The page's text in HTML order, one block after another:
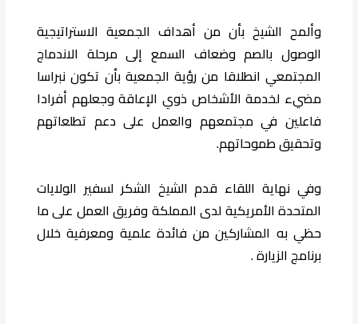
وألمح الشيخ بأن من أهداف الجمعية الاستراتيجية
الوصول بالصم وضعاف السمع إلى مرحلة الاندماج
المجتمعي انطلاقا من رؤية الجمعية بأن تكون نبراسا
مضيء لخدمة الأشخاص ذوي الإعاقة وجعلهم أفرادا
فاعلين في مجتمعهم والعمل على دعم تطلعاتهم
وتحقيق طموحاتهم.
وفي نهاية اللقاء قدم الشيخ الشكر لسفير الولايات
المتحدة الأمريكية لدى المملكة وفريق العمل على ما
حظي به المشاركين من فائدة علمية ومعرفية خلال
برنامج الزيارة .